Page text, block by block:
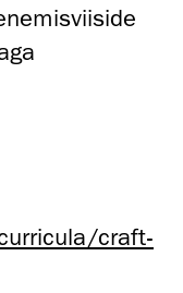
craft-